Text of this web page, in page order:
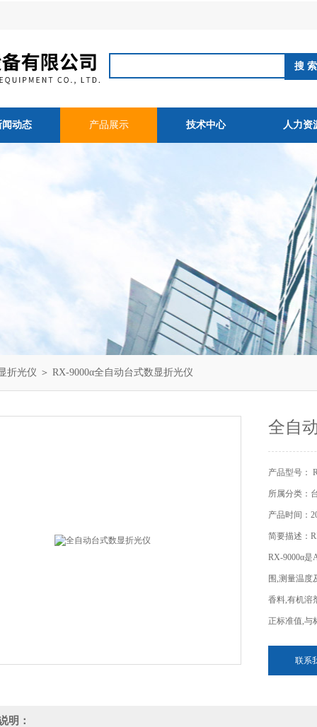
闻动态 产品展示 技术中心 人力资
折光仪 ＞ RX-9000α全自动台式数显折光仪
全自
产品型号：
所属分类：
产品时间：
简要描述：
RX-9000α是
围,测量温度
香料,有机溶
正标准值,与
联系
明：